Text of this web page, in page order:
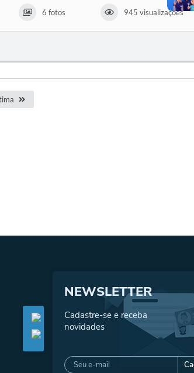
6 fotos 945 visualizações
NEWSLETTER
Cadastre-se e receba
novidades